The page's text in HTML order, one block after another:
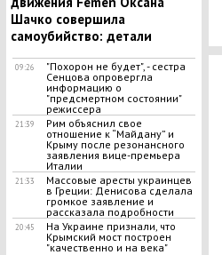
Шачко совершила
самоубийство: детали
09:26
"Похорон не будет", - сестра
Сенцова опровергла
информацию о
"предсмертном состоянии"
режиссера
21:39
Рим объяснил свое
отношение к “Майдану” и
Крыму после резонансного
заявления вице-премьера
Италии
21:33
Массовые аресты украинцев
в Греции: Денисова сделала
громкое заявление и
рассказала подробности
20:45
На Украине признали, что
Крымский мост построен
"качественно и на века"